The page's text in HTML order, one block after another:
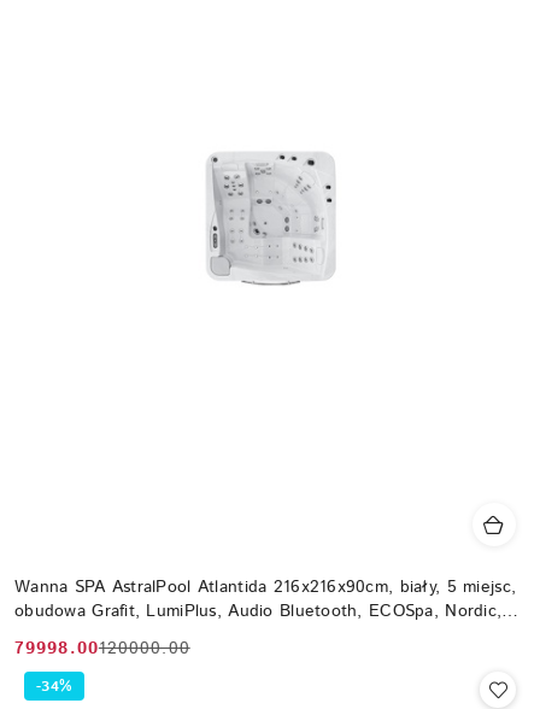
Wanna SPA AstralPool Atlantida 216x216x90cm, biały, 5 miejsc,
obudowa Grafit, LumiPlus, Audio Bluetooth, ECOSpa, Nordic,
WiFi
Cena
promocyjna:
79998.00
Cena
przed
120000.00
-34%